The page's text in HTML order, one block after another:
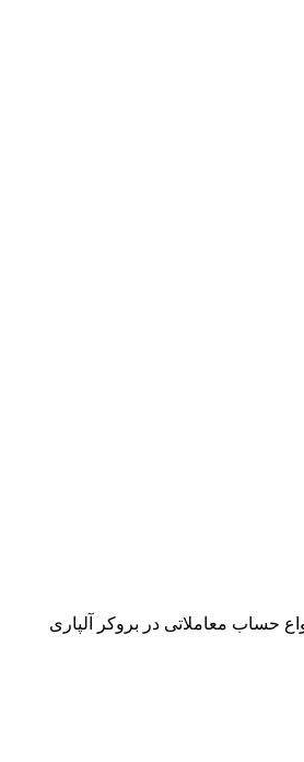
حساب معاملاتی در بروکر آلپاری